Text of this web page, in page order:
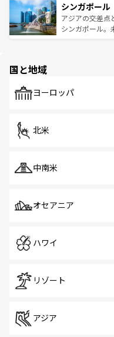
参照してほしい。
激する。気候は
が待っている。
た文化、そして
み、どこを訪れ
ており、効率よ
うな絶景から文
シンガポール
アジアの交差点
シンガポール。
で、ホーカーズ
国と地域
ヨーロッパ
北米
中南米
オセアニア
ハワイ
リゾート
アジア